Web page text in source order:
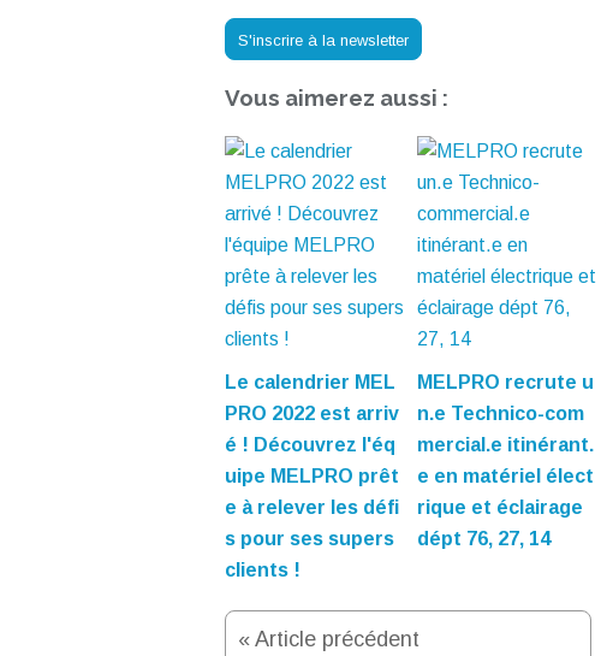
S'inscrire à la newsletter
Vous aimerez aussi :
Le calendrier MEL
PRO 2022 est arriv
é ! Découvrez l'éq
uipe MELPRO prêt
e à relever les défi
s pour ses supers
clients !
MELPRO recrute u
n.e Technico-com
mercial.e itinérant.
e en matériel élect
rique et éclairage
dépt 76, 27, 14
« Article précédent